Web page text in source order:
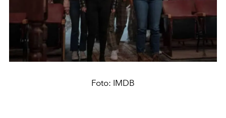
Foto: IMDB